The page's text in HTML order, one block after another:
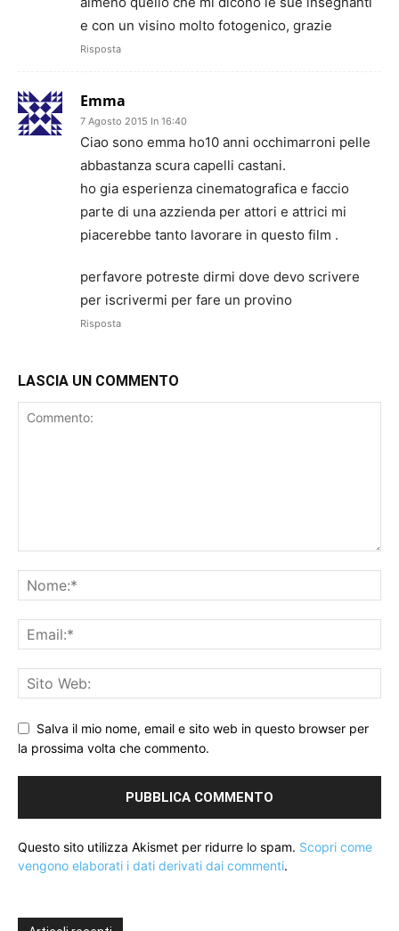
e con un visino molto fotogenico, grazie
Risposta
Emma
7 Agosto 2015 In 16:40
Ciao sono emma ho10 anni occhimarroni pelle
abbastanza scura capelli castani.
ho gia esperienza cinematografica e faccio
parte di una azzienda per attori e attrici mi
piacerebbe tanto lavorare in questo film .
perfavore potreste dirmi dove devo scrivere
per iscrivermi per fare un provino
Risposta
LASCIA UN COMMENTO
Salva il mio nome, email e sito web in questo browser per
la prossima volta che commento.
Questo sito utilizza Akismet per ridurre lo spam. Scopri come
vengono elaborati i dati derivati dai commenti.